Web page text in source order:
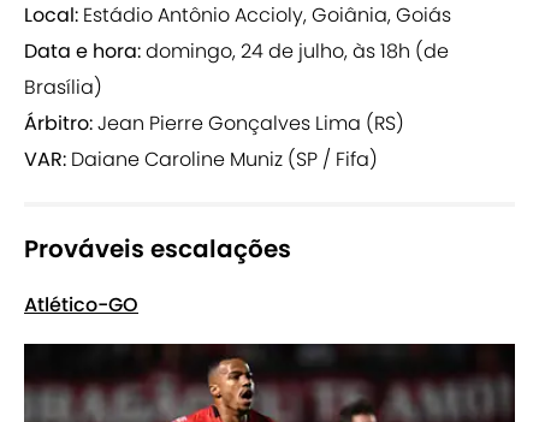
Local: Estádio Antônio Accioly, Goiânia, Goiás
Data e hora:domingo, 24 de julho, às 18h (de
Brasília)
Árbitro:Jean Pierre Gonçalves Lima (RS)
VAR: Daiane Caroline Muniz (SP / Fifa)
Prováveis escalações
Atlético-GO